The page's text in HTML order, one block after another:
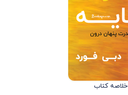
خلاصه کتاب